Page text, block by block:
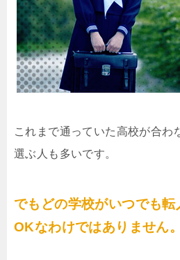
これまで通っていた高校が合わ
選ぶ人も多いです。
でもどの学校がいつでも
OKなわけではありません。